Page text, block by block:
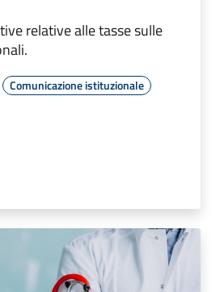
relative alle tasse sulle
Comunicazione istituzionale